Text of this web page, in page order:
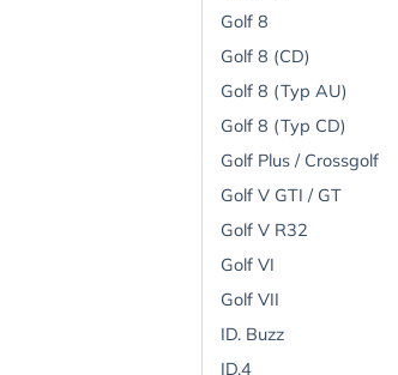
Golf 8
Golf 8 (CD)
Golf 8 (Typ AU)
Golf 8 (Typ CD)
Golf Plus / Crossgolf
Golf V GTI / GT
Golf V R32
Golf VI
Golf VII
ID. Buzz
ID.4